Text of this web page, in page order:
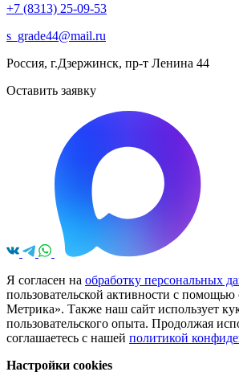
+7 (8313) 25-09-53
s_grade44@mail.ru
Россия, г.Дзержинск, пр-т Ленина 44
Оставить заявку
Я согласен на обработку персональных
пользовательской активности с помощью
Метрика». Также наш сайт использует
пользовательского опыта. Продолжая
соглашаетесь с нашей политикой
Настройки cookies